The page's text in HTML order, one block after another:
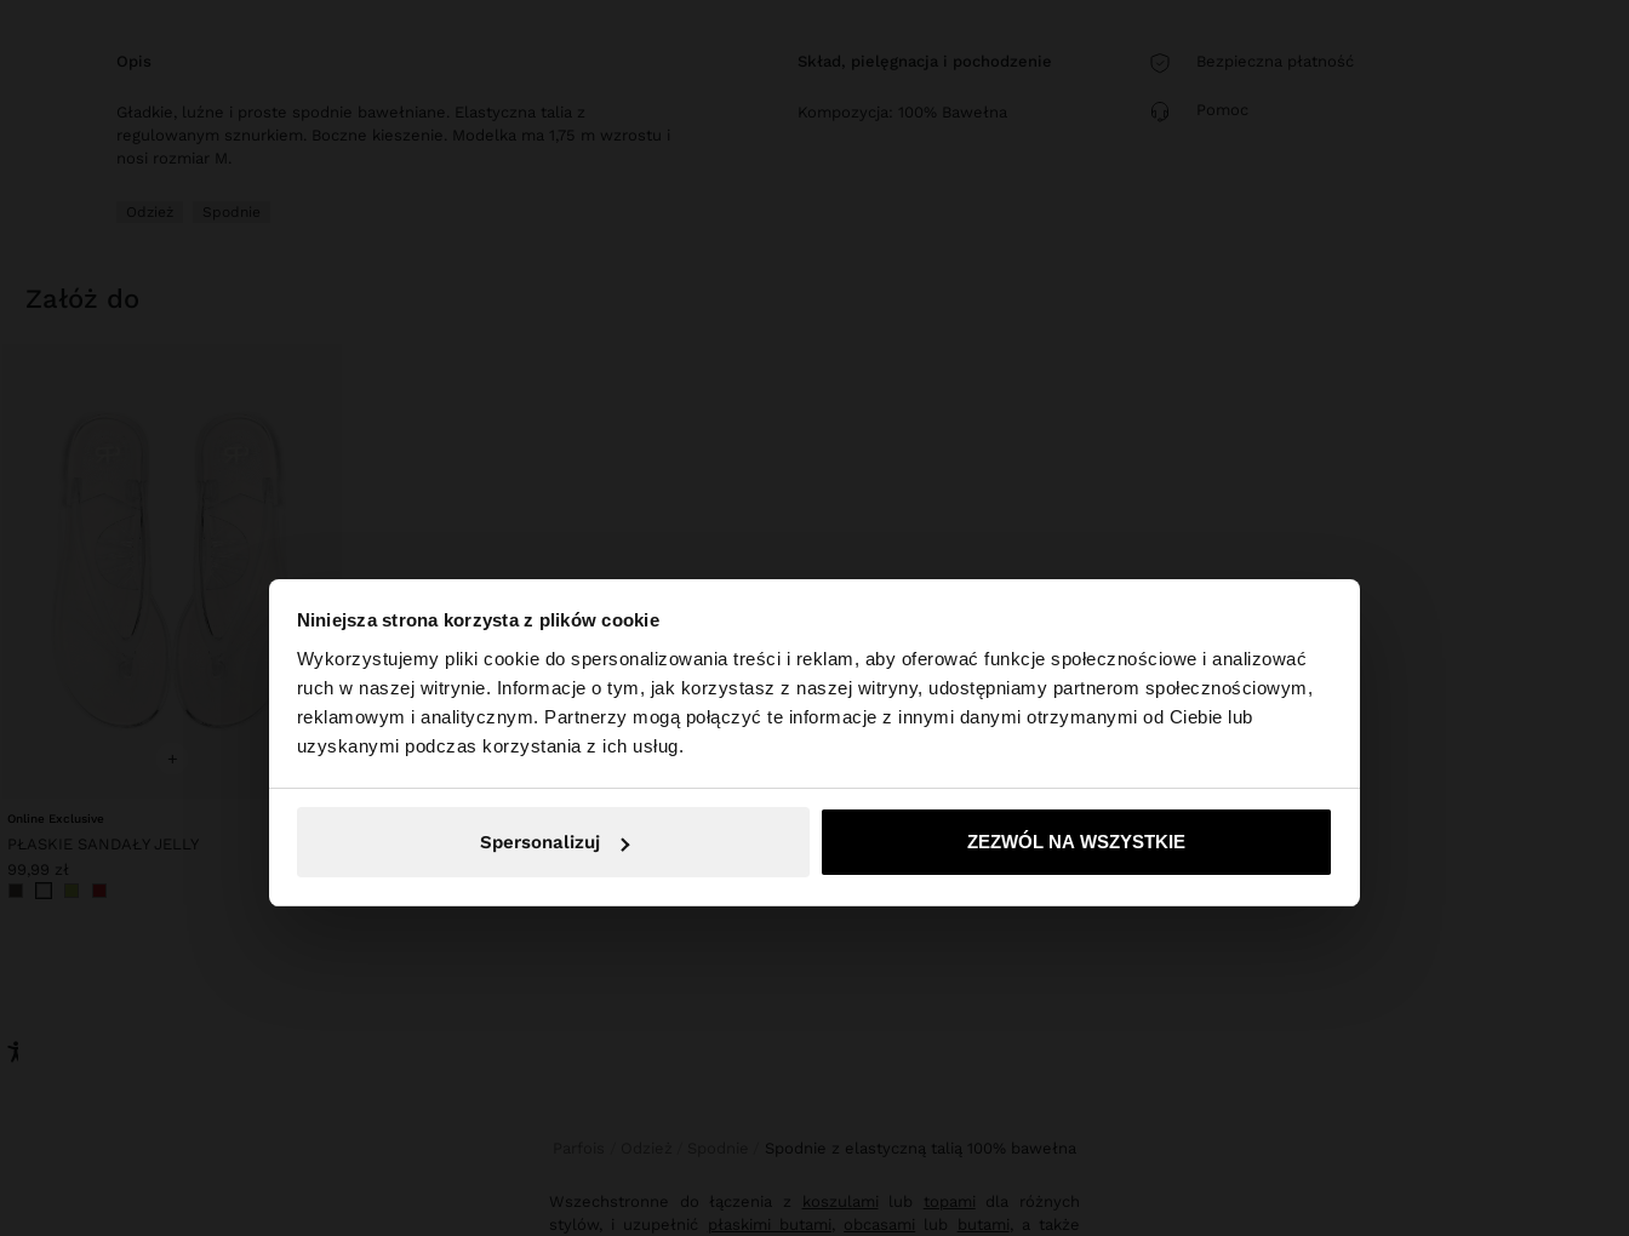
Niniejsza strona korzysta z plików cookie
Wykorzystujemy pliki cookie do spersonalizowania treści i reklam, aby oferować funkcje społecznościowe i analizować
ruch w naszej witrynie. Informacje o tym, jak korzystasz z naszej witryny, udostępniamy partnerom społecznościowym,
reklamowym i analitycznym. Partnerzy mogą połączyć te informacje z innymi danymi otrzymanymi od Ciebie lub
uzyskanymi podczas korzystania z ich usług.
Spersonalizuj ZEZWÓL NA WSZYSTKIE
witaj ×
Odwiedzasz stronę z Polska. Czy chcesz przeglądać naszą stronę United States?
Nie, zostań w Polska Tak, zabierz mnie do United States
opis
Gładkie, luźne i proste spodnie bawełniane. Elastyczna talia z
regulowanym sznurkiem. Boczne kieszenie. Modelka ma 1,75 m wzrostu i
nosi rozmiar M.
Odzież Spodnie
skład, pielęgnacja i pochodzenie
Kompozycja: 100% Bawełna
Bezpieczna płatność
Pomoc
załóż do
+
Online Exclusive
PŁASKIE SANDAŁY JELLY
99,99 zł
spodnie z elastyczną talią 100% bawełna
Wszechstronne do łączenia z koszulami lub topami
dla różnych
stylów, i uzupełnić
płaskimi butami , obcasami lub butami , a także